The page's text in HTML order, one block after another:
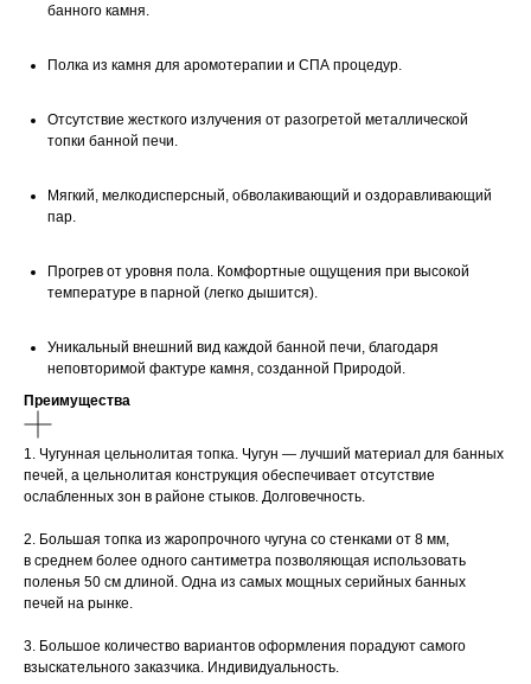
банного камня.
Полка из камня для аромотерапии и СПА процедур.
Отсутствие жесткого излучения от разогретой металлической
топки банной печи.
Мягкий, мелкодисперсный, обволакивающий и оздоравливающий
пар.
Прогрев от уровня пола. Комфортные ощущения при высокой
температуре в парной (легко дышится).
Уникальный внешний вид каждой банной печи, благодаря
неповторимой фактуре камня, созданной Природой.
Преимущества
1. Чугунная цельнолитая топка. Чугун — лучший материал для банных
печей, а цельнолитая конструкция обеспечивает отсутствие
ослабленных зон в районе стыков. Долговечность.
2. Большая топка из жаропрочного чугуна со стенками от 8 мм,
в среднем более одного сантиметра позволяющая использовать
поленья 50 см длиной. Одна из самых мощных серийных банных
печей на рынке.
3. Большое количество вариантов оформления порадуют самого
взыскательного заказчика. Индивидуальность.